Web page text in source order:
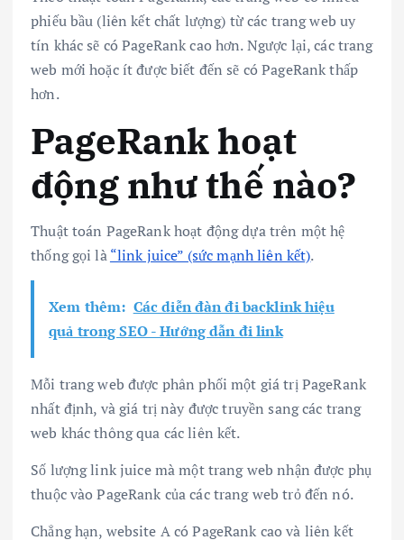
phiếu bầu (liên kết chất lượng) từ các trang web uy
tín khác sẽ có PageRank cao hơn. Ngược lại, các trang
web mới hoặc ít được biết đến sẽ có PageRank thấp
hơn.
PageRank hoạt
động như thế nào?
Thuật toán PageRank hoạt động dựa trên một hệ
thống gọi là“link juice” (sức mạnh liên kết).
Xem thêm: Các diễn đàn đi backlink hiệu
quả trong SEO - Hướng dẫn đi link
Mỗi trang web được phân phối một giá trị PageRank
nhất định, và giá trị này được truyền sang các trang
web khác thông qua các liên kết.
Số lượng link juice mà một trang web nhận được phụ
thuộc vào PageRank của các trang web trỏ đến nó.
Chẳng hạn, website A có PageRank cao và liên kết